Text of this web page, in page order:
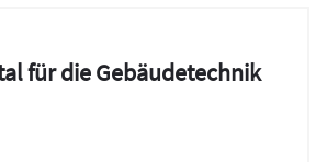
für die Gebäudetechnik